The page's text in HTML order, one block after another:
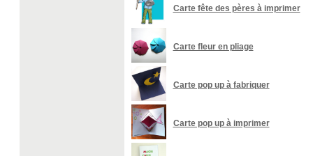
Carte fête des pères à imprimer
Carte fleur en pliage
Carte pop up à fabriquer
Carte pop up à imprimer